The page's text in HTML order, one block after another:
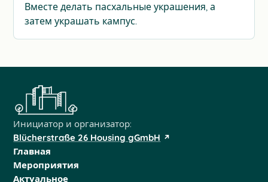
Вместе делать пасхальные украшения, а
затем украшать кампус.
Инициатор и организатор:
Blücherstraße 26 Housing gGmbH
Главная
Мероприятия
Актуальное